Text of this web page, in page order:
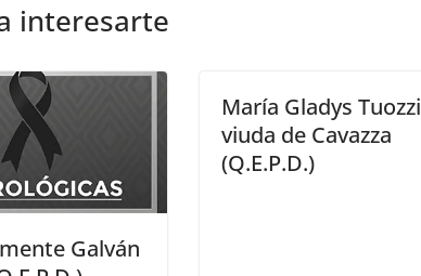
interesarte
Galván
María Gladys Tuozzi
viuda de Cavazza
(Q.E.P.D.)